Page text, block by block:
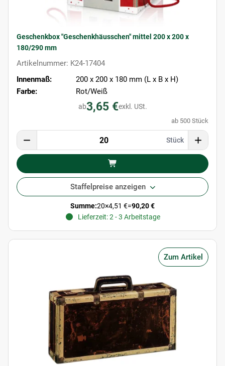
Geschenkbox "Geschenkhäusschen" mittel 200 x 200 x
180/290 mm
Artikelnummer: K24-17404
Innenmaß:
200 x 200 x 180 mm (L x B x H)
Farbe:
Rot/Weiß
ab3,65 €exkl. USt.
ab 500 Stück
Stück
Staffelpreise anzeigen
Summe:20×4,51 €=90,20 €
Lieferzeit: 2 - 3 Arbeitstage
Zum Artikel